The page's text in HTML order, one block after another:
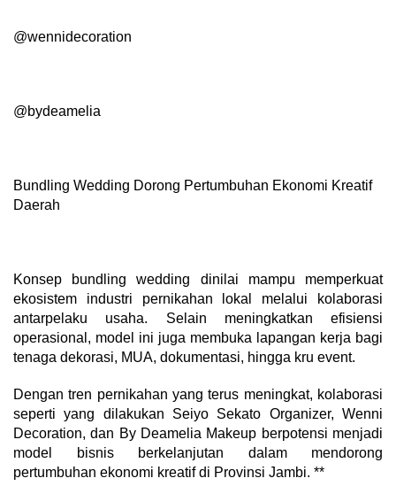
@wennidecoration
@bydeamelia
Bundling Wedding Dorong Pertumbuhan Ekonomi Kreatif
Daerah
Konsep bundling wedding dinilai mampu memperkuat
ekosistem industri pernikahan lokal melalui kolaborasi
antarpelaku usaha. Selain meningkatkan efisiensi
operasional, model ini juga membuka lapangan kerja bagi
tenaga dekorasi, MUA, dokumentasi, hingga kru event.
Dengan tren pernikahan yang terus meningkat, kolaborasi
seperti yang dilakukan Seiyo Sekato Organizer, Wenni
Decoration, dan By Deamelia Makeup berpotensi menjadi
model bisnis berkelanjutan dalam mendorong
pertumbuhan ekonomi kreatif di Provinsi Jambi. **